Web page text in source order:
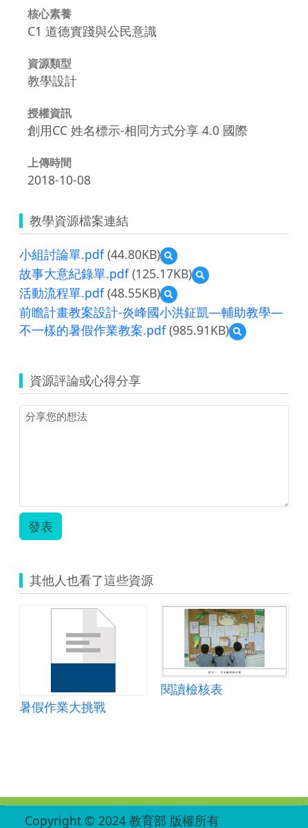
核心素養
C1 道德實踐與公民意識
資源類型
教學設計
授權資訊
創用CC 姓名標示-相同方式分享 4.0 國際
上傳時間
2018-10-08
教學資源檔案連結
小組討論單.pdf(44.80KB)
預
覽
小
組
討
論
單.pdf
故事大意紀錄單.pdf(125.17KB)
預
覽
事
大
活動流程單.pdf(48.55KB)
預
覽
活
動
前瞻計畫教案設計-炎峰國小洪鉦凱—輔助教學—
不一樣的暑假作業教案.pdf(985.91KB)
預
覽
畫
教
教
學
—
不
一
樣
的
資源評論或心得分享
發表
其他人也看了這些資源
暑假作業大挑戰
閱讀檢核表
Copyright © 2024 教育部 版權所有